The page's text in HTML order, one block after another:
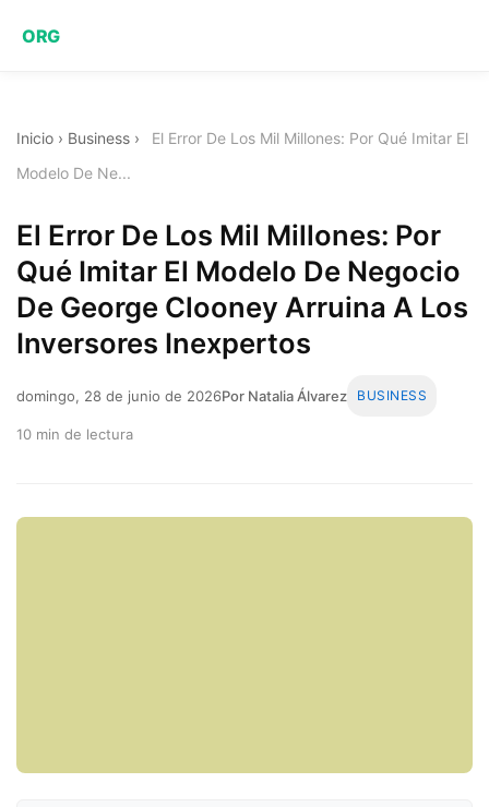
ORG
Inicio › Business ›
El Error De Los Mil Millones: Por Qué Imitar El
Modelo De Ne...
El Error De Los Mil Millones: Por
Qué Imitar El Modelo De Negocio
De George Clooney Arruina A Los
Inversores Inexpertos
domingo, 28 de junio de 2026Por Natalia Álvarez BUSINESS
10 min de lectura